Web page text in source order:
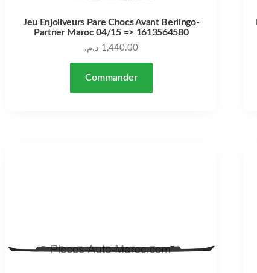
Jeu Enjoliveurs Pare Chocs Avant Berlingo-
Partner Maroc 04/15 => 1613564580
1,440.00 د.م.
Commander